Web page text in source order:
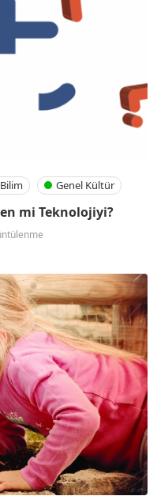
Bilim Genel Kültür
mi Teknolojiyi?